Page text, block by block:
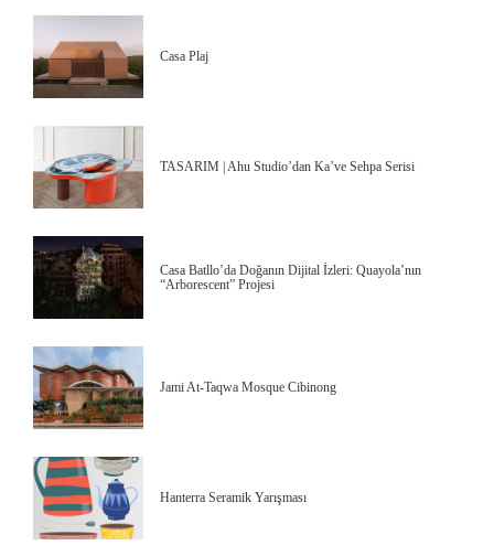
Casa Plaj
TASARIM | Ahu Studio’dan Ka’ve Sehpa Serisi
Casa Batllo’da Doğanın Dijital İzleri: Quayola’nın
“Arborescent” Projesi
Jami At-Taqwa Mosque Cibinong
Hanterra Seramik Yarışması